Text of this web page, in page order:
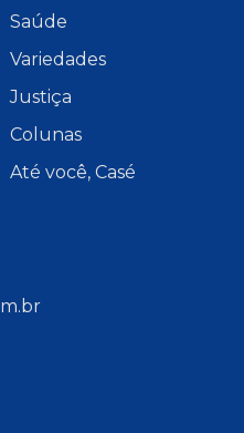
Saúde
Variedades
Justiça
Colunas
Até você, Casé